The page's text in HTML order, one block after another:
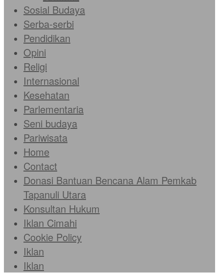
Sosial Budaya
Serba-serbi
Pendidikan
Opini
Religi
Internasional
Kesehatan
Parlementaria
Seni budaya
Pariwisata
Home
Contact
Donasi Bantuan Bencana Alam Pemkab
Tapanuli Utara
Konsultan Hukum
Iklan Cimahi
Cookie Policy
Iklan
Iklan